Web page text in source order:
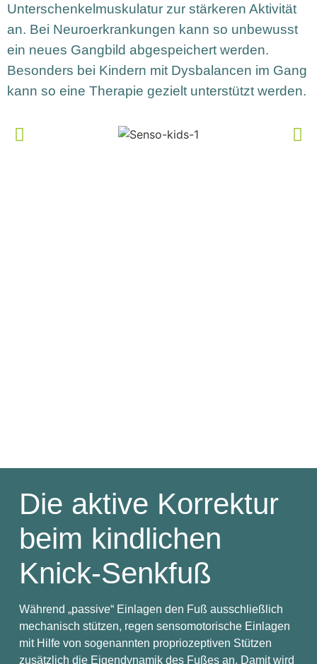
Unterschenkelmuskulatur zur stärkeren Aktivität
an. Bei Neuroerkrankungen kann so unbewusst
ein neues Gangbild abgespeichert werden.
Besonders bei Kindern mit Dysbalancen im Gang
kann so eine Therapie gezielt unterstützt werden.
Die aktive Korrektur
beim kindlichen
Knick-Senkfuß
Während „passive“ Einlagen den Fuß ausschließlich
mechanisch stützen, regen sensomotorische Einlagen
mit Hilfe von sogenannten propriozeptiven Stützen
zusätzlich die Eigendynamik des Fußes an. Damit wird